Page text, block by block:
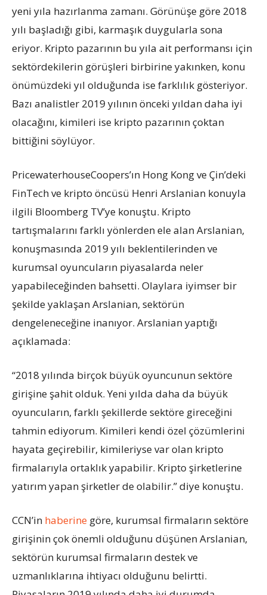
yeni yıla hazırlanma zamanı. Görünüşe göre 2018
yılı başladığı gibi, karmaşık duygularla sona
eriyor. Kripto pazarının bu yıla ait performansı için
sektördekilerin görüşleri birbirine yakınken, konu
önümüzdeki yıl olduğunda ise farklılık gösteriyor.
Bazı analistler 2019 yılının önceki yıldan daha iyi
olacağını, kimileri ise kripto pazarının çoktan
bittiğini söylüyor.
PricewaterhouseCoopers’ın Hong Kong ve Çin’deki
FinTech ve kripto öncüsü Henri Arslanian konuyla
ilgili Bloomberg TV’ye konuştu. Kripto
tartışmalarını farklı yönlerden ele alan Arslanian,
konuşmasında 2019 yılı beklentilerinden ve
kurumsal oyuncuların piyasalarda neler
yapabileceğinden bahsetti. Olaylara iyimser bir
şekilde yaklaşan Arslanian, sektörün
dengeleneceğine inanıyor. Arslanian yaptığı
açıklamada:
“2018 yılında birçok büyük oyuncunun sektöre
girişine şahit olduk. Yeni yılda daha da büyük
oyuncuların, farklı şekillerde sektöre gireceğini
tahmin ediyorum. Kimileri kendi özel çözümlerini
hayata geçirebilir, kimileriyse var olan kripto
firmalarıyla ortaklık yapabilir. Kripto şirketlerine
yatırım yapan şirketler de olabilir.” diye konuştu.
CCN’in haberine göre, kurumsal firmaların sektöre
girişinin çok önemli olduğunu düşünen Arslanian,
sektörün kurumsal firmaların destek ve
uzmanlıklarına ihtiyacı olduğunu belirtti.